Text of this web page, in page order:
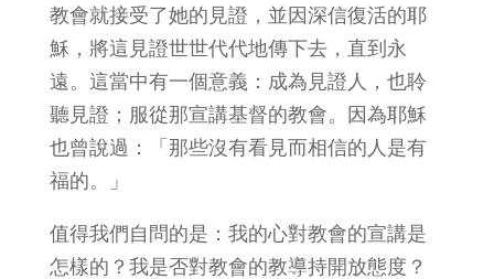
教會就接受了她的見證，並因深信復活的耶
穌，將這見證世世代代地傳下去，直到永
遠。這當中有一個意義：成為見證人，也聆
聽見證；服從那宣講基督的教會。因為耶穌
也曾說過：「那些沒有看見而相信的人是有
福的。」
值得我們自問的是：我的心對教會的宣講是
怎樣的？我是否對教會的教導持開放態度？